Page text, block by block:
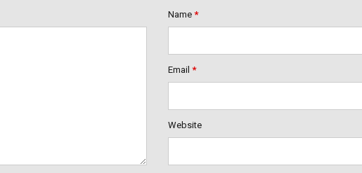
Name *
Email *
Website